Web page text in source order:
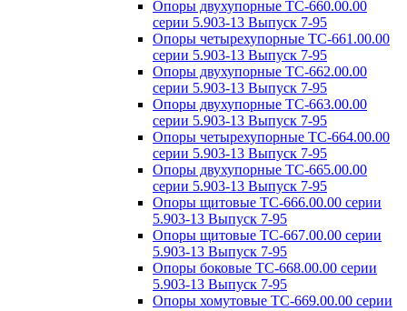
Опоры двухупорные ТС-660.00.00
серии 5.903-13 Выпуск 7-95
Опоры четырехупорные ТС-661.00.00
серии 5.903-13 Выпуск 7-95
Опоры двухупорные ТС-662.00.00
серии 5.903-13 Выпуск 7-95
Опоры двухупорные ТС-663.00.00
серии 5.903-13 Выпуск 7-95
Опоры четырехупорные ТС-664.00.00
серии 5.903-13 Выпуск 7-95
Опоры двухупорные ТС-665.00.00
серии 5.903-13 Выпуск 7-95
Опоры щитовые ТС-666.00.00 серии
5.903-13 Выпуск 7-95
Опоры щитовые ТС-667.00.00 серии
5.903-13 Выпуск 7-95
Опоры боковые ТС-668.00.00 серии
5.903-13 Выпуск 7-95
Опоры хомутовые ТС-669.00.00 серии